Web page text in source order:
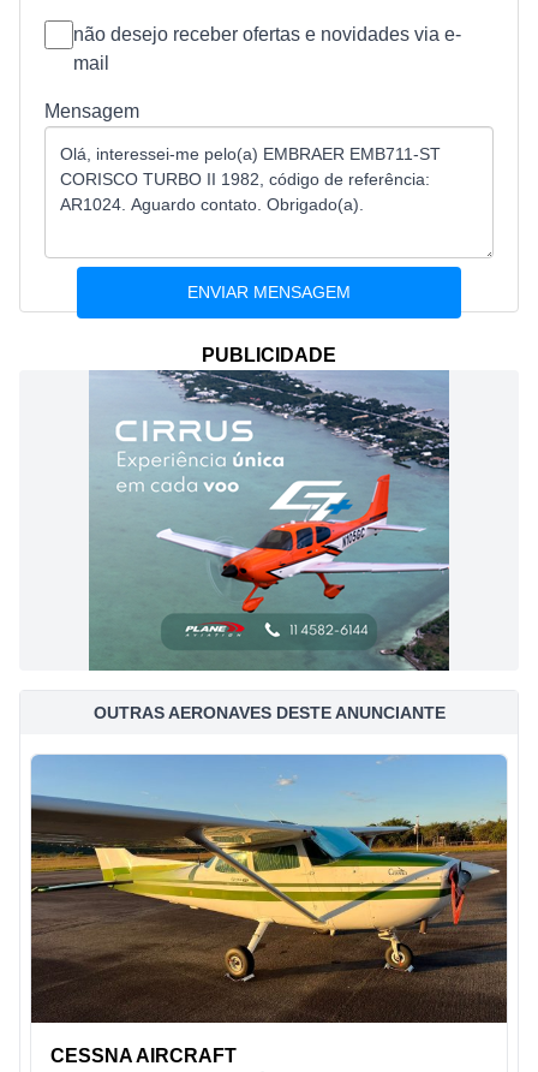
não desejo receber ofertas e novidades via e-
mail
Mensagem
PUBLICIDADE
OUTRAS AERONAVES DESTE ANUNCIANTE
CESSNA AIRCRAFT